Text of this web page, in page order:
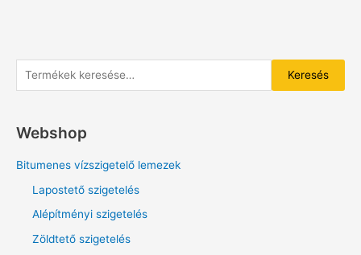
e
e
Keresés
Webshop
Bitumenes vízszigetelő lemezek
Lapostető szigetelés
Alépítményi szigetelés
Zöldtető szigetelés